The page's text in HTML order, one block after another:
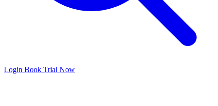
Login Book Trial Now